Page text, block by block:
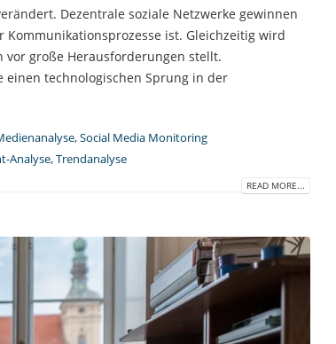
Dezentrale soziale Netzwerke gewinnen
ist. Gleichzeitig wird
große Herausforderungen stellt.
einen technologischen Sprung in der
,Social Media Monitoring
Analyse,Trendanalyse
READ MORE...